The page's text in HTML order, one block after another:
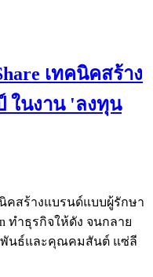
เทคนิคสร้าง
ในงาน 'ลงทุน
คนิคสร้างแบรนด์แบบผู้รักษา
ทำธุรกิจให้ดัง จนกลาย
พันธ์และคุณคมสันต์ แซ่ลี